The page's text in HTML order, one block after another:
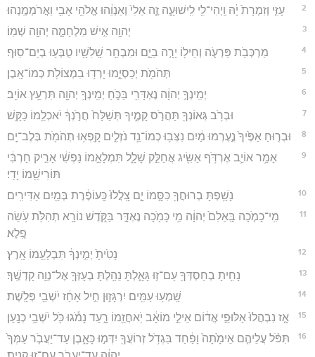
2 עָזִּ֤י וְזִמְרָת֙ יָ֔הּ וַֽיְהִי־לִ֖י לִֽישׁוּעָ֑ה זֶ֤ה אֵלִי֙ וְאַנְוֵ֔הוּ אֱלֹהֵ֥י אָבִ֖י וַאֲרֹמְמֶֽנְהוּ׃
3 יְהוָ֖ה אִ֣ישׁ מִלְחָמָ֑ה יְהוָ֖ה שְׁמֽוֹ׃
4 מַרְכְּבֹ֥ת פַּרְעֹ֛ה וְחֵיל֖וֹ יָרָ֣ה בַיָּ֑ם וּמִבְחַ֥ר שָֽׁלִשָׁ֖יו טֻבְּע֥וּ בְיַם־סֽוּף׃
5 תְּהֹמֹ֖ת יְכַסְיֻ֑מוּ יָרְד֥וּ בִמְצוֹלֹ֖ת כְּמוֹ־אָֽבֶן׃
6 יְמִֽינְךָ֣ יְהוָ֔ה נֶאְדָּרִ֖י בַּכֹּ֑חַ יְמִֽינְךָ֥ יְהוָ֖ה תִּרְעַ֥ץ אוֹיֵֽב׃
7 וּבְרֹ֥ב גְּאוֹנְךָ֖ תַּהֲרֹ֣ס קָמֶ֑יךָ תְּשַׁלַּח֙ חֲרֹ֣נְךָ֔ יֹאכְלֵ֖מוֹ כַּקַּֽשׁ׃
8 וּבְר֤וּחַ אַפֶּ֙יךָ֙ נֶ֣עֶרְמוּ מַ֔יִם נִצְּב֥וּ כְמוֹ־נֵ֖ד נֹזְלִ֑ים קָֽפְא֥וּ תְהֹמֹ֖ת בְּלֶב־יָֽם׃
9
אָמַ֥ר אוֹיֵ֛ב אֶרְדֹּ֥ף אַשִּׂ֖יג אֲחַלֵּ֣ק שָׁלָ֑ל תִּמְלָאֵ֣מוֹ נַפְשִׁ֔י אָרִ֣יק חַרְבִּ֔י
תּוֹרִישֵׁ֖מוֹ יָדִֽי׃
10 נָשַׁ֥פְתָּ בְרוּחֲךָ֖ כִּסָּ֣מוֹ יָ֑ם צָֽלֲלוּ֙ כַּֽעוֹפֶ֔רֶת בְּמַ֖יִם אַדִּירִֽים׃
11
מִֽי־כָמֹ֤כָה בָּֽאֵלִם֙ יְהוָ֔ה מִ֥י כָּמֹ֖כָה נֶאְדָּ֣ר בַּקֹּ֑דֶשׁ נוֹרָ֥א תְהִלֹּ֖ת עֹ֥שֵׂה
פֶֽלֶא׃
12 נָטִ֙יתָ֙ יְמִ֣ינְךָ֔ תִּבְלָעֵ֖מוֹ אָֽרֶץ׃
13 נָחִ֥יתָ בְחַסְדְּךָ֖ עַם־ז֣וּ גָּאָ֑לְתָּ נֵהַ֥לְתָּ בְעָזְּךָ֖ אֶל־נְוֵ֥ה קָדְשֶֽׁךָ׃
14 שָֽׁמְע֥וּ עַמִּ֖ים יִרְגָּז֑וּן חִ֣יל אָחַ֔ז יֹשְׁבֵ֖י פְּלָֽשֶׁת׃
15 אָ֤ז נִבְהֲלוּ֙ אַלּוּפֵ֣י אֱד֔וֹם אֵילֵ֣י מוֹאָ֔ב יֹֽאחֲזֵ֖מוֹ רָ֑עַד נָמֹ֕גוּ כֹּ֖ל יֹשְׁבֵ֥י כְנָֽעַן׃
16
תִּפֹּ֨ל עֲלֵיהֶ֤ם אֵימָ֙תָה֙ וָפַ֔חַד בִּגְדֹ֥ל זְרוֹעֲךָ֖ יִדְּמ֣וּ כָּאָ֑בֶן עַד־יַעֲבֹ֤ר עַמְּךָ֙